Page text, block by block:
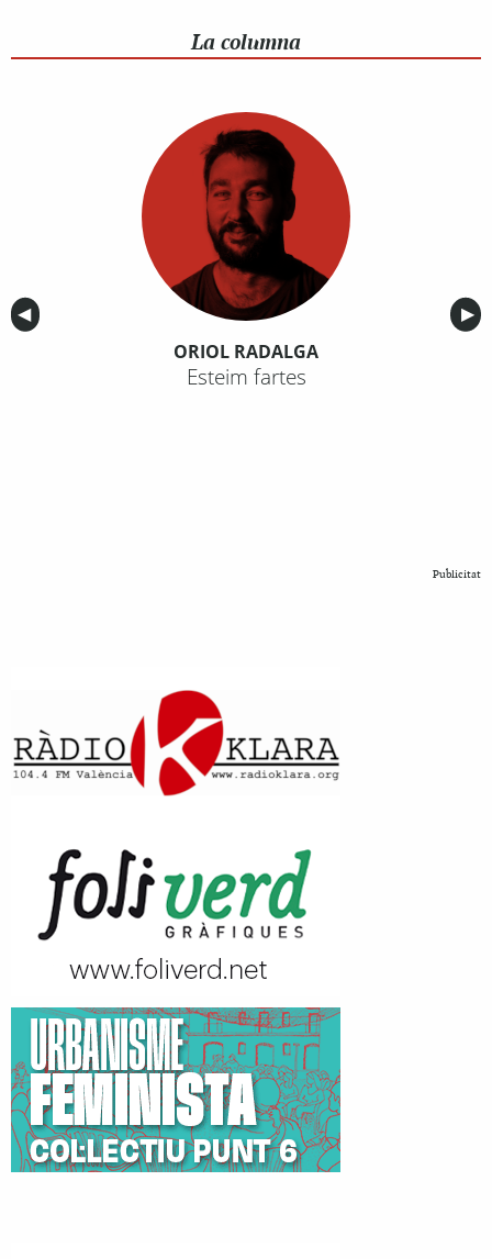
La columna
Anterior
◀︎ ▶︎
ORIOL RADALGA
Esteim fartes
Publicitat